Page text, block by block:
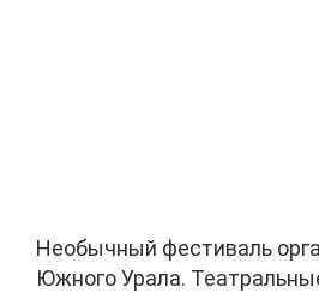
Необычный фестиваль
Южного Урала.